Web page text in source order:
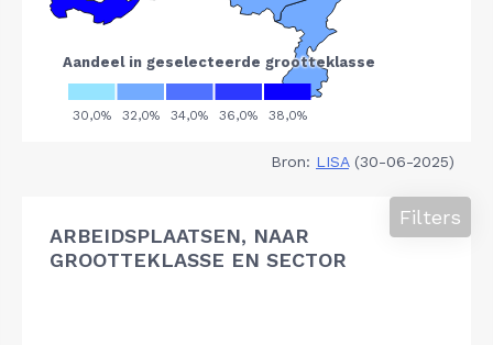
Bron: LISA(30-06-2025)
ARBEIDSPLAATSEN, NAAR
GROOTTEKLASSE EN SECTOR
Filters